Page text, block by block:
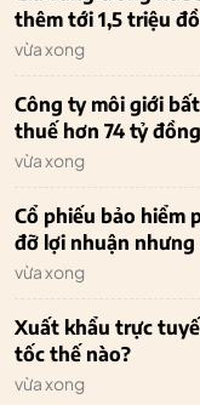
thêm tới 1,5 triệu
vừa xong
Công ty môi giới
thuế hơn 74 tỷ
vừa xong
Cổ phiếu bảo hiểm
đỡ lợi nhuận
vừa xong
Xuất khẩu trực
tốc thế nào?
vừa xong